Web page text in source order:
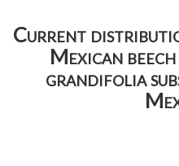
Current
Mexican
grandifolia